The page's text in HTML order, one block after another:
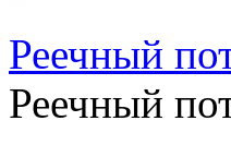
Реечный
Реечный